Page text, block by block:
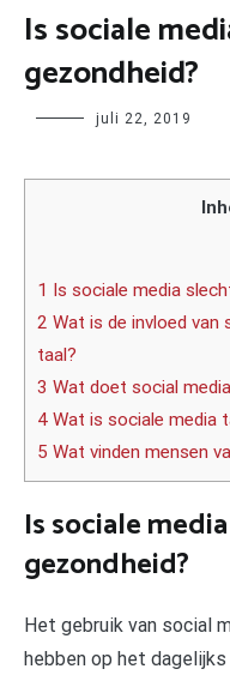
Is sociale
gezondheid?
Author juli 22, 2019
1 Is sociale media
2 Wat is de invloed van
taal?
3 Wat doet social
4 Wat is sociale media
5 Wat vinden mensen
Is sociale
gezondheid?
Het gebruik van social
hebben op het